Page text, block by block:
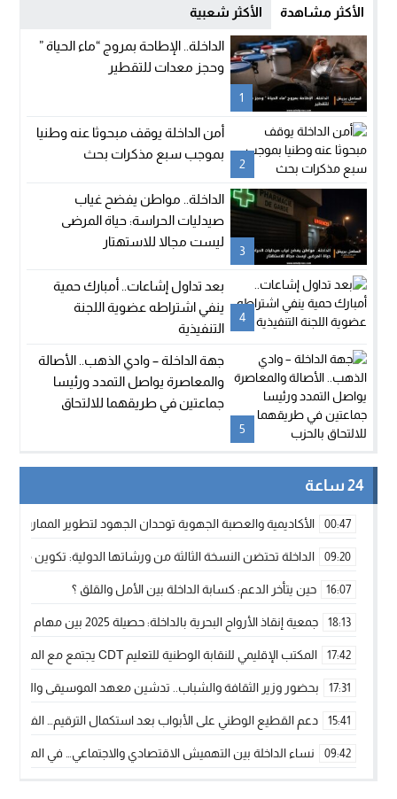
الأكثر مشاهدة الأكثر شعبية
1
الداخلة.. الإطاحة بمروج “ماء الحياة ”
وحجز معدات للتقطير
2
أمن الداخلة يوقف مبحوثا عنه وطنيا
بموجب سبع مذكرات بحث
3
الداخلة.. مواطن يفضح غياب
صيدليات الحراسة: حياة المرضى
ليست مجالا للاستهتار
4
بعد تداول إشاعات.. أمبارك حمية
ينفي اشتراطه عضوية اللجنة
التنفيذية
5
جهة الداخلة – وادي الذهب.. الأصالة
والمعاصرة يواصل التمدد ورئيسا
جماعتين في طريقهما للالتحاق
24 ساعة
00:47 الأكاديمية والعصبة الجهوية توحدان الجهود لتطوير الممارسة
09:20 الداخلة تحتضن النسخة الثالثة من ورشاتها الدولية: تكوين
16:07 حين يتأخر الدعم: كسابة الداخلة بين الأمل والقلق ؟
18:13 جمعية إنقاذ الأرواح البحرية بالداخلة: حصيلة 2025 بين مهام الإنقاذ ومشروع “دار البحار”
17:42 المكتب الإقليمي للنقابة الوطنية للتعليم CDT يجتمع مع المدير الإقليمي لمناقشة ملفات جوهرية لنساء ورجال التعليم
17:31 بحضور وزير الثقافة والشباب.. تدشين معهد الموسيقى والفنون
15:41 دعم القطيع الوطني على الأبواب بعد استكمال الترقيم…
09:42 نساء الداخلة بين التهميش الاقتصادي والاجتماعي… في المؤسسات